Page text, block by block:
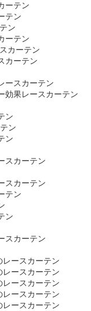
ーテン
テン
ン
ーテン
カーテン
カーテン
ースカーテン
効果レースカーテン
ン
ン
ン
スカーテン
スカーテン
テン
ン
スカーテン
ースカーテン
ースカーテン
ースカーテン
ースカーテン
ースカーテン